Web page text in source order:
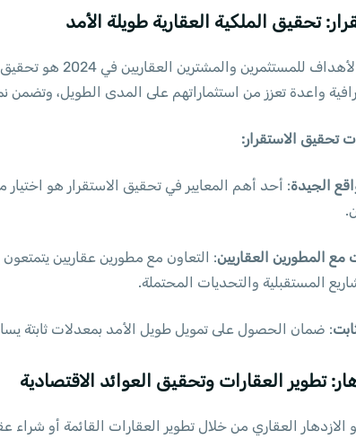
أحد أهم
واعدة تعزز من استثماراتهم على المدى الطويل، وتضمن
تحقيق الاستقرار:
الجيدة: أحد أهم المعايير في تحقيق الاستقرار هو اختيار
مع المطورين العقاريين: التعاون مع مطورين عقاريين
المستقبلية والتحديات المحتملة.
: ضمان الحصول على تمويل طويل الأمد بمعدلات ثابتة